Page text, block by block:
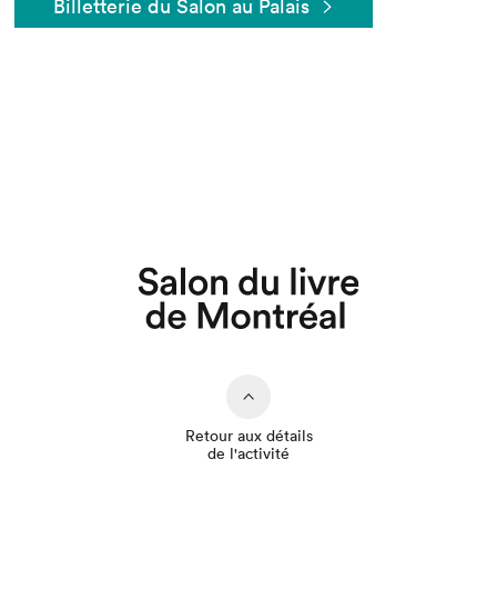
Billetterie du Salon au Palais
Retour aux détails
de l'activité